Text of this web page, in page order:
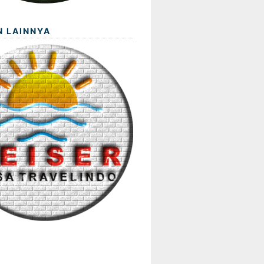
LAINNYA